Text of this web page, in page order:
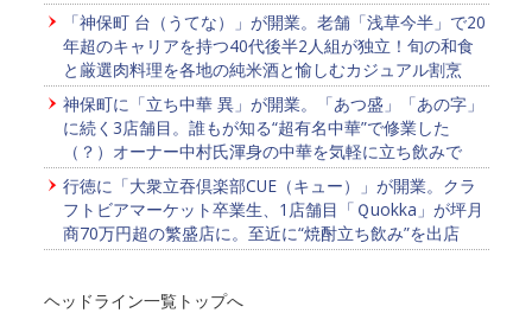
「神保町 台（うてな）」が開業。老舗「浅草今半」で20
年超のキャリアを持つ40代後半2人組が独立！旬の和食
と厳選肉料理を各地の純米酒と愉しむカジュアル割烹
神保町に「立ち中華 異」が開業。「あつ盛」「あの字」
に続く3店舗目。誰もが知る“超有名中華”で修業した
（？）オーナー中村氏渾身の中華を気軽に立ち飲みで
行徳に「大衆立吞倶楽部CUE（キュー）」が開業。クラ
フトビアマーケット卒業生、1店舗目「Ｑuokka」が坪月
商70万円超の繁盛店に。至近に“焼酎立ち飲み”を出店
ヘッドライン一覧トップへ